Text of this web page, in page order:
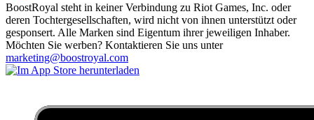
BoostRoyal steht in keiner Verbindung zu Riot Games, Inc. oder
deren Tochtergesellschaften, wird nicht von ihnen unterstützt oder
gesponsert. Alle Marken sind Eigentum ihrer jeweiligen Inhaber.
Möchten Sie werben? Kontaktieren Sie uns unter
marketing@boostroyal.com